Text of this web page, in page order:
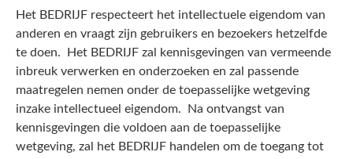
Het BEDRIJF respecteert het intellectuele eigendom van
anderen en vraagt zijn gebruikers en bezoekers hetzelfde
te doen. Het BEDRIJF zal kennisgevingen van vermeende
inbreuk verwerken en onderzoeken en zal passende
maatregelen nemen onder de toepasselijke wetgeving
inzake intellectueel eigendom. Na ontvangst van
kennisgevingen die voldoen aan de toepasselijke
wetgeving, zal het BEDRIJF handelen om de toegang tot